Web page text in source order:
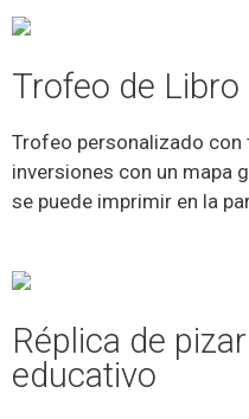
Trofeo de
Trofeo personalizado
inversiones con un mapa
se puede imprimir en la
Réplica de
educativo